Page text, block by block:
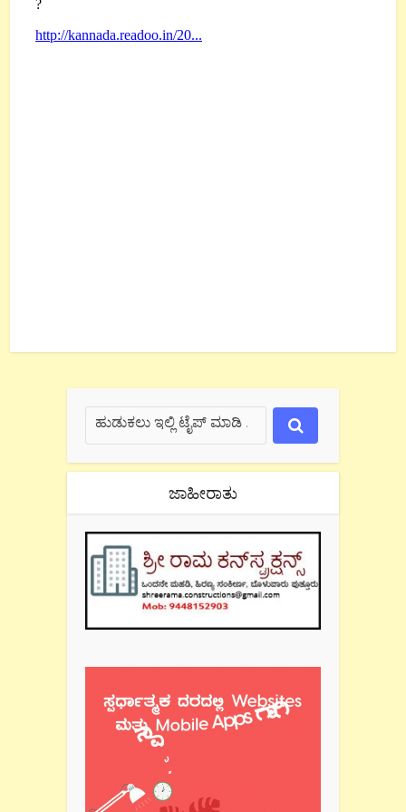
ಜಾಹೀರಾತು